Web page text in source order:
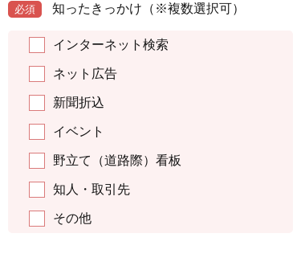
必須 知ったきっかけ （※複数選択可）
インターネット検索
ネット広告
新聞折込
イベント
野立て（道路際）看板
知人・取引先
その他